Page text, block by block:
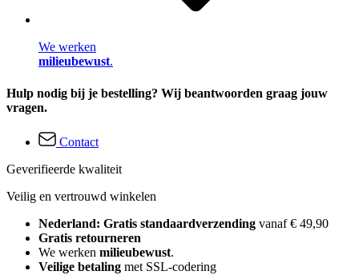
We werken
milieubewust.
Hulp nodig bij je bestelling? Wij beantwoorden graag jouw
vragen.
Contact
Geverifieerde kwaliteit
Veilig en vertrouwd winkelen
Nederland: Gratis standaardverzending vanaf € 49,90
Gratis retourneren
We werken milieubewust.
Veilige betaling met SSL-codering